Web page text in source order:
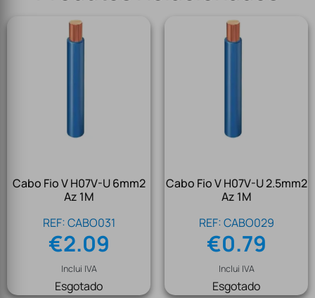
Cabo Fio V H07V-U 6mm2
Az 1M
REF: CABO031
€2.09
Inclui IVA
Esgotado
Cabo Fio V H07V-U 2.5mm2
Az 1M
REF: CABO029
€0.79
Inclui IVA
Esgotado